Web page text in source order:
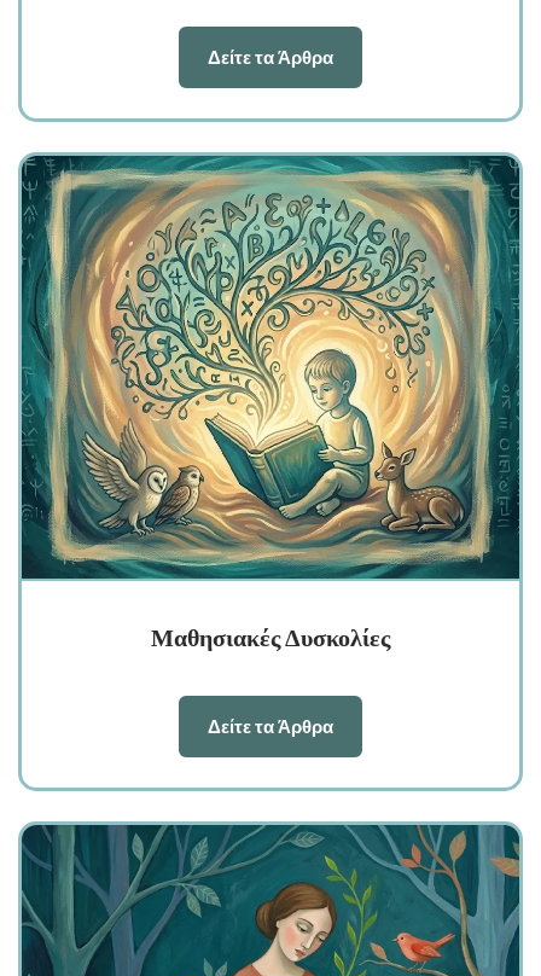
Δείτε τα Άρθρα
Μαθησιακές Δυσκολίες
Δείτε τα Άρθρα